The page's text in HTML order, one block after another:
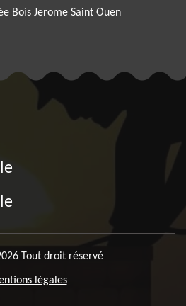
Bois Jerome Saint Ouen
Tout droit réservé
légales